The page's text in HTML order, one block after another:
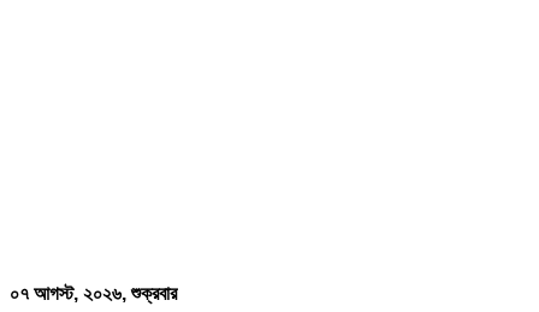
০৭ আগস্ট, ২০২৬, শুক্রবার